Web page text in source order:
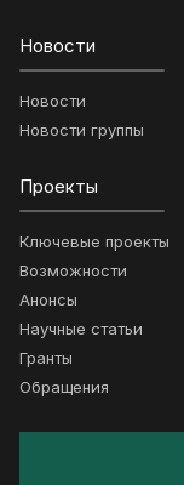
Новости
Новости
Новости группы
Проекты
Ключевые проекты
Возможности
Анонсы
Научные статьи
Гранты
Обращения